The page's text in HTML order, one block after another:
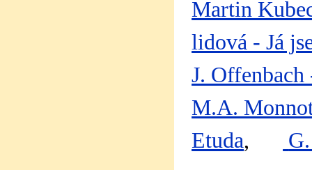
Martin
lidová - Já
J.
M.A.
Etuda,